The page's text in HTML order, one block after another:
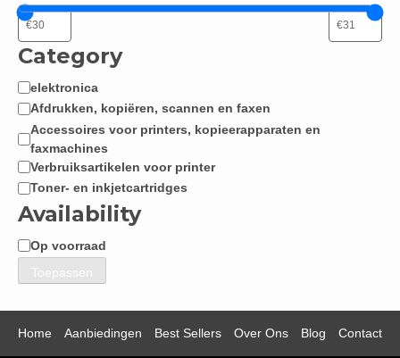
Category
Categorie
elektronica
Afdrukken, kopiëren, scannen en faxen
Accessoires voor printers, kopieerapparaten en
faxmachines
Verbruiksartikelen voor printer
Toner- en inkjetcartridges
Availability
Beschikbaarheid
Op voorraad
Toepassen
Home Aanbiedingen Best Sellers Over Ons Blog Contact